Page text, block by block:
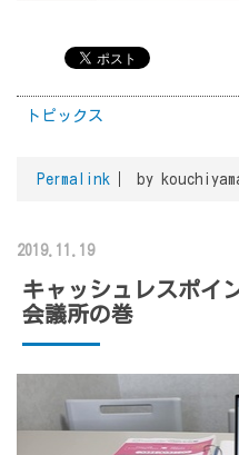
トピックス
Permalink by
2019.11.19
キャッシュレスポイ
会議所の巻